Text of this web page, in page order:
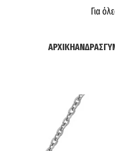
Για
ΑΡΧΙΚΉΆΝΔΡΑΣ